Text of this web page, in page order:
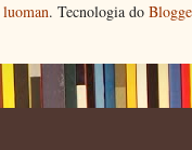
luoman. Tecnologia do